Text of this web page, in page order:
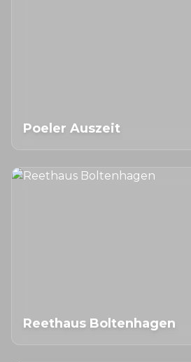
Poeler Auszeit
Reethaus Boltenhagen